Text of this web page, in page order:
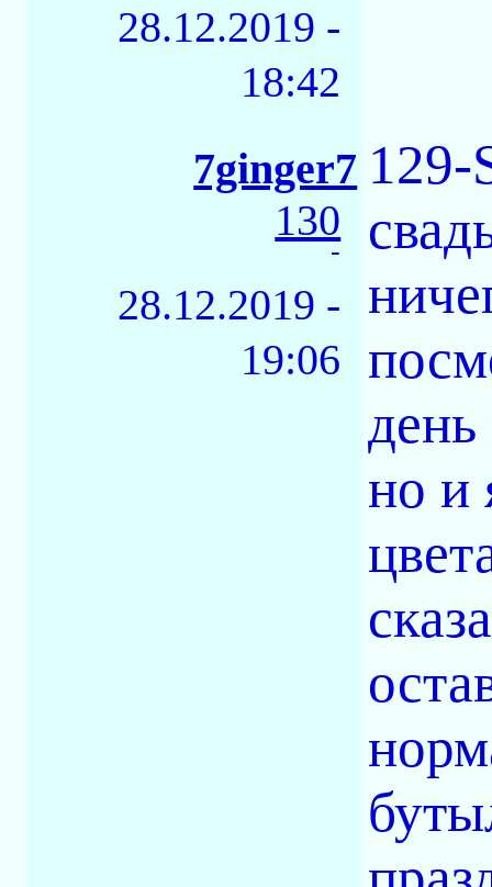
28.12.2019 -
18:42
7ginger7
130
-
28.12.2019 -
19:06
129-
но и